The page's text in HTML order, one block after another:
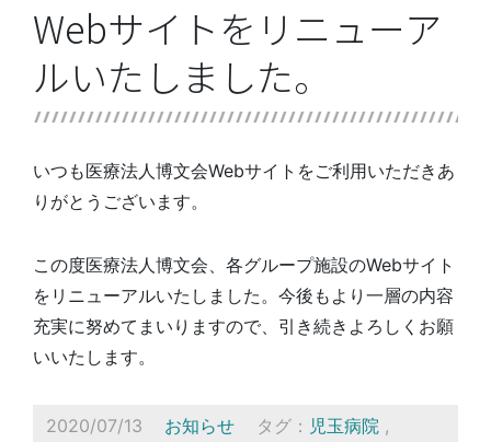
Webサイトをリニューア
ルいたしました。
いつも医療法人博文会Webサイトをご利用いただきあ
りがとうございます。
この度医療法人博文会、各グループ施設のWebサイト
をリニューアルいたしました。今後もより一層の内容
充実に努めてまいりますので、引き続きよろしくお願
いいたします。
2020/07/13 お知らせ タグ： 児玉病院 ,